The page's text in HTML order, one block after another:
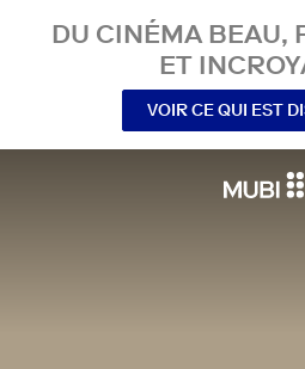
DU CINÉMA BEAU,
ET
VOIR CE QUI EST